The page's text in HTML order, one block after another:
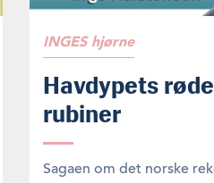
INGES hjørne
Havdypets røde
rubiner
Sagaen om det norske